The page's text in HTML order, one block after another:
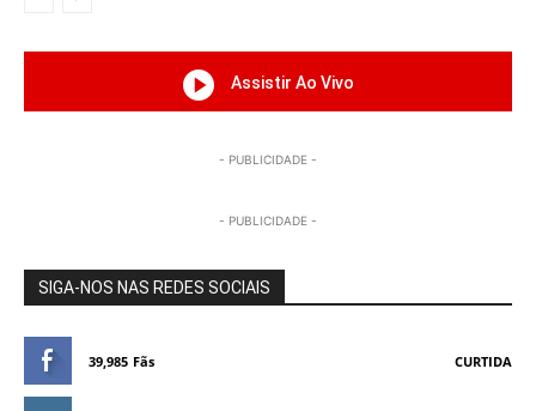
Assistir Ao Vivo
- PUBLICIDADE -
- PUBLICIDADE -
SIGA-NOS NAS REDES SOCIAIS
39,985 Fãs CURTIDA